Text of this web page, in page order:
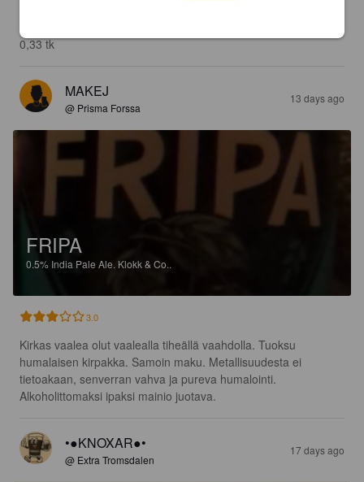
0,33 tk
MAKEJ
@ Prisma Forssa
13 days ago
FRIPA
0.5% India Pale Ale. Klokk & Co..
3.0
Kirkas vaalea olut vaalealla tiheällä vaahdolla. Tuoksu
humalaisen kirpakka. Samoin maku. Metallisuudesta ei
tietoakaan, senverran vahva ja pureva humalointi.
Alkoholittomaksi ipaksi mainio juotava.
•●KNOXAR●•
@ Extra Tromsdalen
17 days ago